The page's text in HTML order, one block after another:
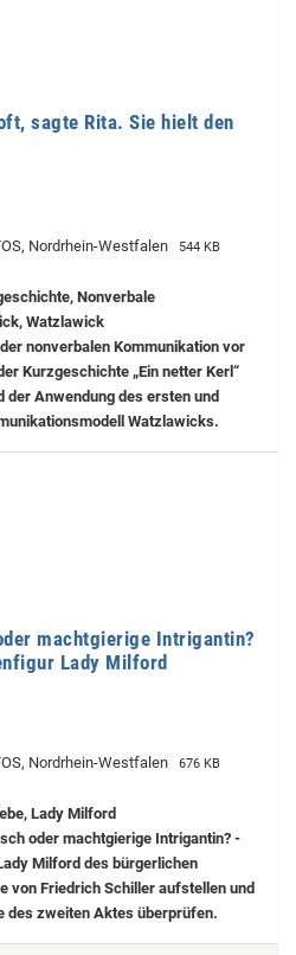
sagte Rita. Sie hielt den
Nordrhein-Westfalen 544 KB
Nonverbale
Watzlawick
nonverbalen Kommunikation vor
Kurzgeschichte „Ein netter Kerl“
der Anwendung des ersten und
Watzlawicks.
machtgierige Intrigantin?
Lady Milford
Nordrhein-Westfalen 676 KB
Lady Milford
oder machtgierige Intrigantin? -
Milford des bürgerlichen
von Friedrich Schiller aufstellen und
des zweiten Aktes überprüfen.